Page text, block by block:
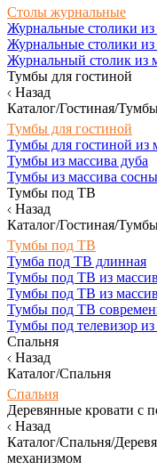
Столы журнальные
Журнальные столики из
Журнальные столики
Журнальный столик из
Тумбы для гостиной
Назад
Каталог/Гостиная/
Тумбы для гостиной
Тумбы для гостиной из
Тумбы из массива дуба
Тумбы из массива сосны
Тумбы под ТВ
Назад
Каталог/Гостиная/
Тумбы под ТВ
Тумба под ТВ длинная
Тумбы под ТВ из
Тумбы под ТВ из
Тумбы под ТВ
Тумбы под телевизор из
Спальня
Назад
Каталог/Спальня
Спальня
Деревянные кровати с
Назад
Каталог/Спальня/
механизмом